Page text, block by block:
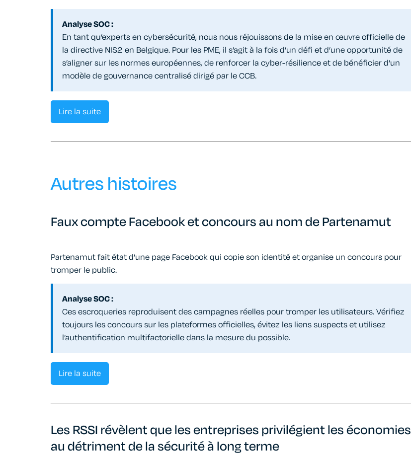
Analyse SOC :
En tant qu’experts en cybersécurité, nous nous réjouissons de la mise en œuvre officielle de
la directive NIS2 en Belgique. Pour les PME, il s’agit à la fois d’un défi et d’une opportunité de
s’aligner sur les normes européennes, de renforcer la cyber-résilience et de bénéficier d’un
modèle de gouvernance centralisé dirigé par le CCB.
Lire la suite
Autres histoires
Faux compte Facebook et concours au nom de Partenamut
Partenamut fait état d’une page Facebook qui copie son identité et organise un concours pour
tromper le public.
Analyse SOC :
Ces escroqueries reproduisent des campagnes réelles pour tromper les utilisateurs. Vérifiez
toujours les concours sur les plateformes officielles, évitez les liens suspects et utilisez
l’authentification multifactorielle dans la mesure du possible.
Lire la suite
Les RSSI révèlent que les entreprises privilégient les économies
au détriment de la sécurité à long terme